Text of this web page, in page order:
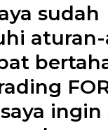
sudah
ingin